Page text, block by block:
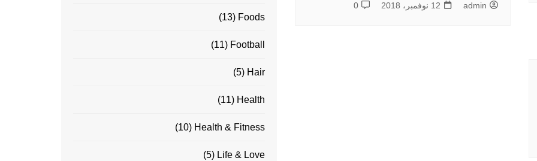
admin 12 نوفمبر، 2018 0
Foods
(13)
Football
(11)
Hair
(5)
Health
(11)
Health & Fitness
(10)
Life & Love
(5)